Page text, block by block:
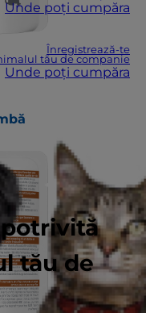
Unde poți cumpăra
Înregistrează-te
tău de companie
Unde poți cumpăra
potrivită
tău de